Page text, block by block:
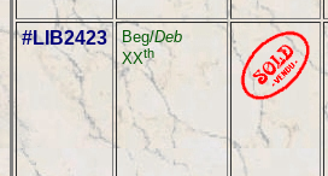
#LIB2423 Beg/Deb
XXth